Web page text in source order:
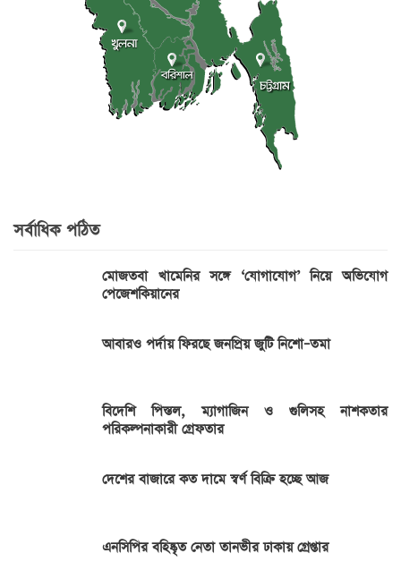
সর্বাধিক পঠিত
মোজতবা খামেনির সঙ্গে ‘যোগাযোগ’ নিয়ে অভিযোগ
পেজেশকিয়ানের
আবারও পর্দায় ফিরছে জনপ্রিয় জুটি নিশো–তমা
বিদেশি পিস্তল, ম্যাগাজিন ও গুলিসহ নাশকতার
পরিকল্পনাকারী গ্রেফতার
দেশের বাজারে কত দামে স্বর্ণ বিক্রি হচ্ছে আজ
এনসিপির বহিষ্কৃত নেতা তানভীর ঢাকায় গ্রেপ্তার